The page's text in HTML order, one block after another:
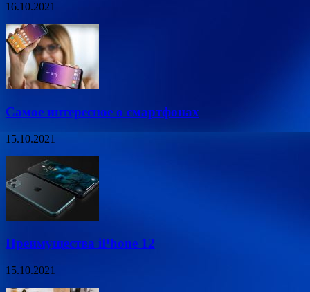
16.10.2021
Самое интересное о смартфонах
15.10.2021
Преимущества iPhone 12
15.10.2021